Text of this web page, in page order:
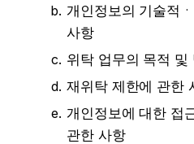
개인정보의 기술적
사항
위탁 업무의 목적 및
재위탁 제한에 관한
개인정보에 대한 접
관한 사항